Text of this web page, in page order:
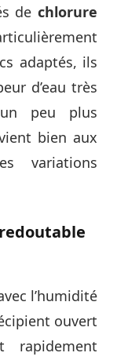
de chlorure
adaptés, ils
d’eau très
peu plus
bien aux
variations
l’humidité
ouvert
rapidement